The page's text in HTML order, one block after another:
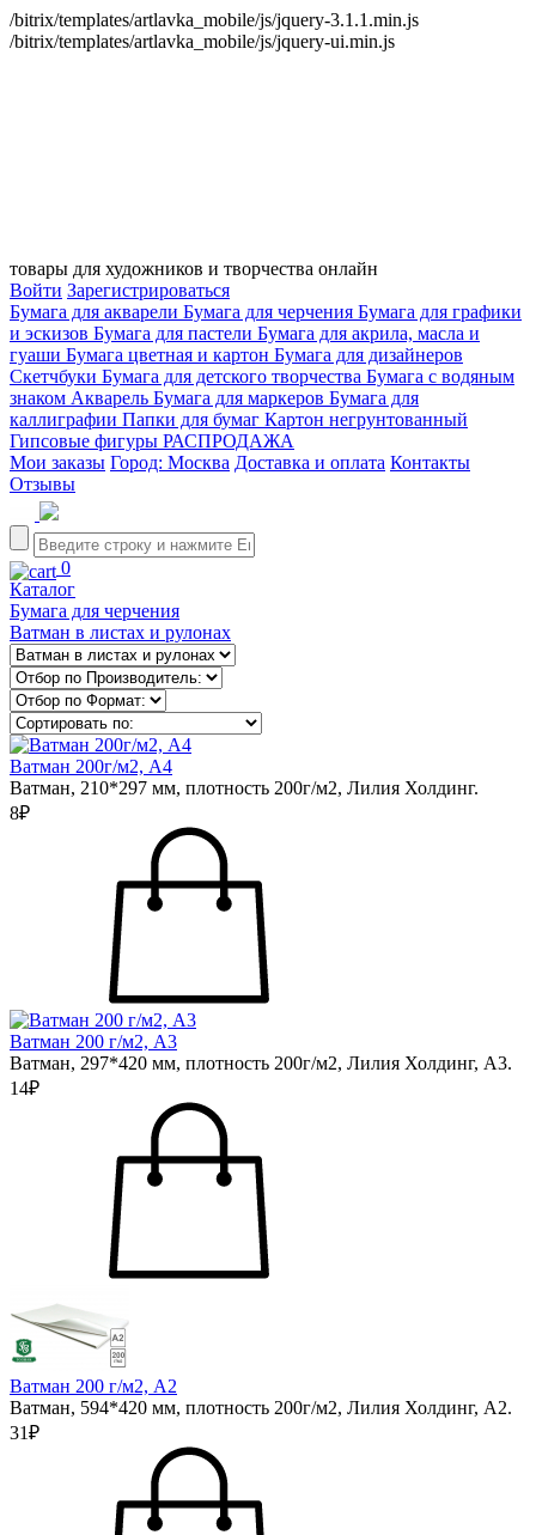
/bitrix/templates/artlavka_mobile/js/jquery-3.1.1.min.js
/bitrix/templates/artlavka_mobile/js/jquery-ui.min.js
товары для художников и творчества онлайн
Войти Зарегистрироваться
Бумага для акварели Бумага для черчения Бумага для графики
и эскизов Бумага для пастели Бумага для акрила, масла и
гуаши Бумага цветная и картон Бумага для дизайнеров
Скетчбуки Бумага для детского творчества Бумага с водяным
знаком Акварель Бумага для маркеров Бумага для
каллиграфии Папки для бумаг Картон негрунтованный
Гипсовые фигуры РАСПРОДАЖА
Мои заказы Город: Москва Доставка и оплата Контакты
Отзывы
0
Каталог
Бумага для черчения
Ватман в листах и рулонах
Ватман 200г/м2, А4
Ватман, 210*297 мм, плотность 200г/м2, Лилия Холдинг.
8₽
Ватман 200 г/м2, А3
Ватман, 297*420 мм, плотность 200г/м2, Лилия Холдинг, А3.
14₽
Ватман 200 г/м2, А2
Ватман, 594*420 мм, плотность 200г/м2, Лилия Холдинг, А2.
31₽